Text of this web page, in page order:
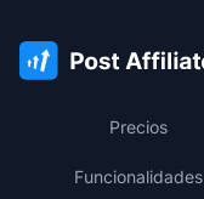
Precios
Funcionalidades